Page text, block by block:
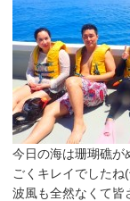
今日の海は珊瑚礁が
ごくキレイでしたね
波風も全然なくて皆